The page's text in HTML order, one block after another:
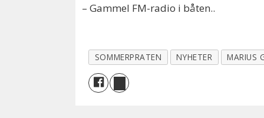
– Gammel FM-radio i båten..
SOMMERPRATEN NYHETER MARIUS